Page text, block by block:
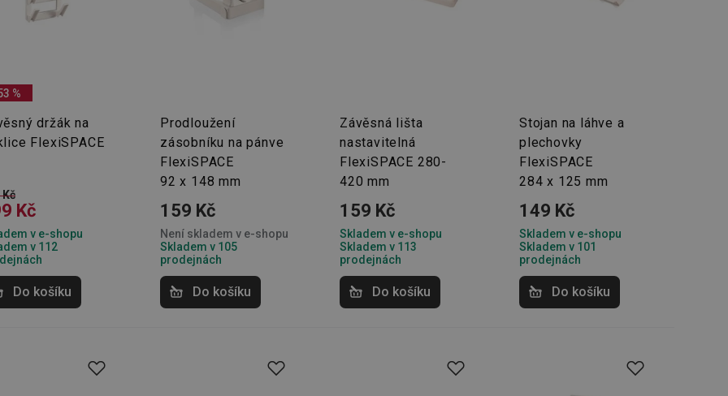
%
držák na
FlexiSPACE
Kč
Kč
v e-shopu
v 112
Do košíku
Prodloužení
zásobníku na pánve
FlexiSPACE
92 x 148 mm
159 Kč
Není skladem v e-shopu
Skladem v 105
prodejnách
Do košíku
Závěsná lišta
nastavitelná
FlexiSPACE 280-
420 mm
159 Kč
Skladem v e-shopu
Skladem v 113
prodejnách
Do košíku
Stojan na láhve a
plechovky
FlexiSPACE
284 x 125 mm
149 Kč
Skladem v e-shopu
Skladem v 101
prodejnách
Do košíku